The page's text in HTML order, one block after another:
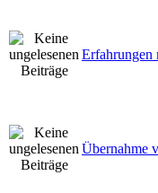
Erfahrungen
Übernahme